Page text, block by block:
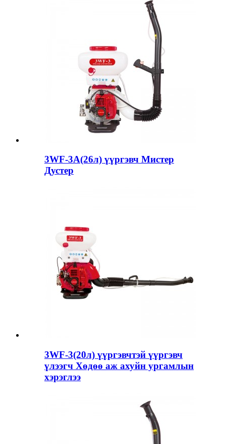
3WF-3A(26л) үүргэвч Мистер
Дустер
3WF-3(20л) үүргэвчтэй үүргэвч
үлээгч Хөдөө аж ахуйн ургамлын
хэрэглээ